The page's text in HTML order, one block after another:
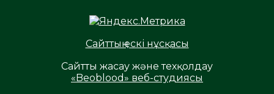
Сайттың ескі нұсқасы
Сайтты жасау және техқолдау
«Beoblood» веб-студиясы